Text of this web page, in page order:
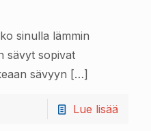
sinulla lämmin
sävyt sopivat
sävyyn […]
Lue lisää